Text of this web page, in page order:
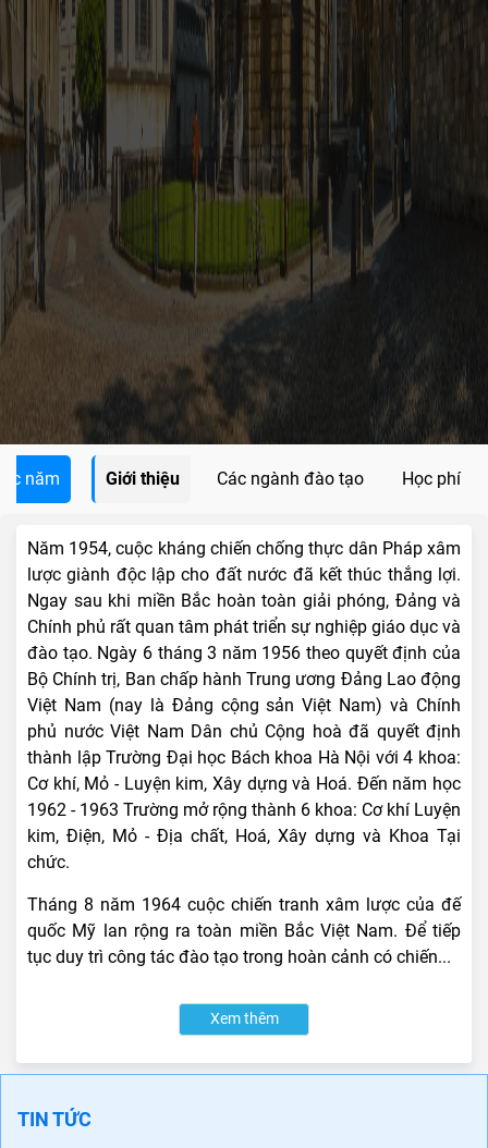
năm Giới thiệu Các ngành đào tạo Học phí
Năm 1954, cuộc kháng chiến chống thực dân Pháp xâm
lược giành độc lập cho đất nước đã kết thúc thắng lợi.
Ngay sau khi miền Bắc hoàn toàn giải phóng, Đảng và
Chính phủ rất quan tâm phát triển sự nghiệp giáo dục và
đào tạo. Ngày 6 tháng 3 năm 1956 theo quyết định của
Bộ Chính trị, Ban chấp hành Trung ương Đảng Lao động
Việt Nam (nay là Đảng cộng sản Việt Nam) và Chính
phủ nước Việt Nam Dân chủ Cộng hoà đã quyết định
thành lập Trường Đại học Bách khoa Hà Nội với 4 khoa:
Cơ khí, Mỏ - Luyện kim, Xây dựng và Hoá. Đến năm học
1962 - 1963 Trường mở rộng thành 6 khoa: Cơ khí Luyện
kim, Điện, Mỏ - Địa chất, Hoá, Xây dựng và Khoa Tại
chức.
Tháng 8 năm 1964 cuộc chiến tranh xâm lược của đế
quốc Mỹ lan rộng ra toàn miền Bắc Việt Nam. Để tiếp
tục duy trì công tác đào tạo trong hoàn cảnh có chiến...
Xem thêm
TIN TỨC